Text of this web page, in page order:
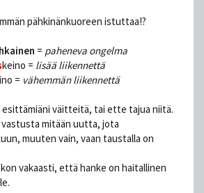
pähkinänkuoreen istuttaa!?
= paheneva ongelma
keino = lisää liikennettä
= vähemmän liikennettä
väitteitä, tai ette tajua niitä.
vastusta mitään uutta, jota
muuten vain, vaan taustalla on
vakaasti, että hanke on haitallinen